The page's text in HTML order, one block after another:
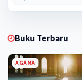
Buku Terbaru
AGAMA